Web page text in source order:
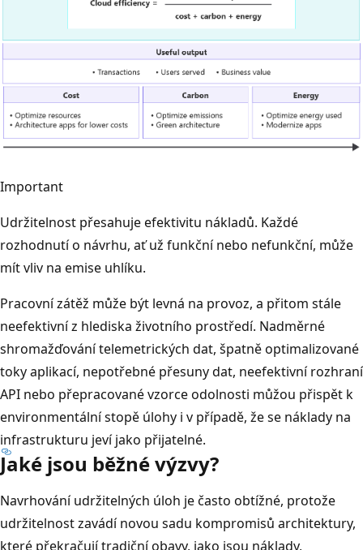
Important
Udržitelnost přesahuje efektivitu nákladů. Každé
rozhodnutí o návrhu, ať už funkční nebo nefunkční, může
mít vliv na emise uhlíku.
Pracovní zátěž může být levná na provoz, a přitom stále
neefektivní z hlediska životního prostředí. Nadměrné
shromažďování telemetrických dat, špatně optimalizované
toky aplikací, nepotřebné přesuny dat, neefektivní rozhraní
API nebo přepracované vzorce odolnosti můžou přispět k
environmentální stopě úlohy i v případě, že se náklady na
infrastrukturu jeví jako přijatelné.
Jaké jsou běžné výzvy?
Navrhování udržitelných úloh je často obtížné, protože
udržitelnost zavádí novou sadu kompromisů architektury,
které překračují tradiční obavy, jako jsou náklady,